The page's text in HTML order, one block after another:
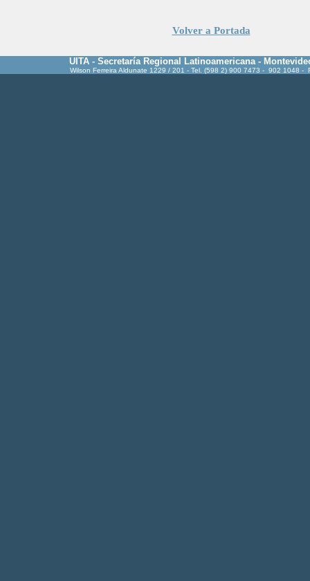
Volver a Portada
UITA - Secretaría Regional Latinoamericana -
Wilson Ferreira Aldunate 1229 / 201 - Tel. (598 2) 900 7473 - 902 1048 -